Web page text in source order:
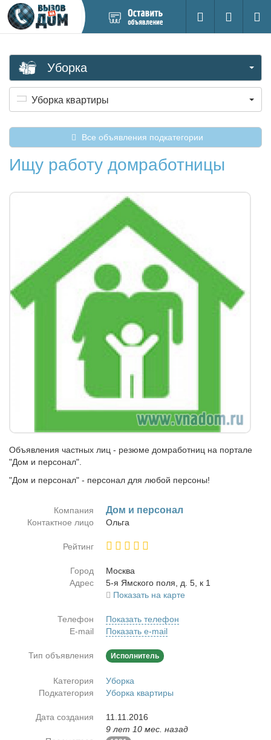
новое
Поиск
Вход на
Уборка
Уборка квартиры
Все объявления подкатегории
Ищу работу домработницы
Объявления частных лиц - резюме домработниц на портале
"Дом и персонал".
"Дом и персонал" - персонал для любой персоны!
Компания Дом и пер­со­нал
Контактное лицо Оль­га
Рейтинг
Город
Москва
Адрес
5-я Ям­ско­го по­ля, д. 5, к 1
Показать на карте
Телефон
Показать телефон
E-mail
Показать e-mail
Тип объявления Исполнитель
Категория
Уборка
Подкатегория
Уборка квартиры
Дата создания
11.11.2016
9 лет 10 мес. назад